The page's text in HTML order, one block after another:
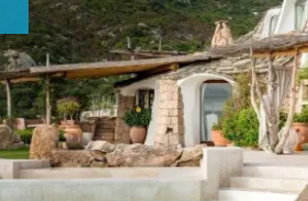
COSTA
SMERALDA®